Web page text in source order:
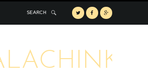
SEARCH